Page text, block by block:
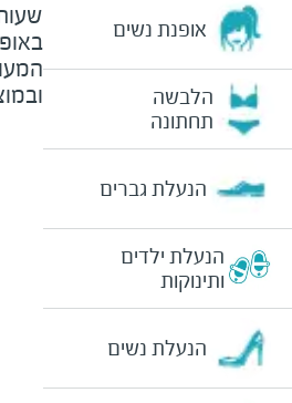
אופנת נשים
הלבשה
תחתונה
הנעלת גברים
הנעלת ילדים
ותינוקות
הנעלת נשים